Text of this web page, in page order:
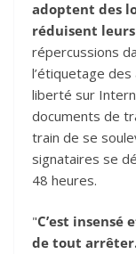
adoptent des
réduisent
répercussions
l’étiquetage
liberté sur
documents de
train de se
signataires se
48 heures.
"C’est
de tout